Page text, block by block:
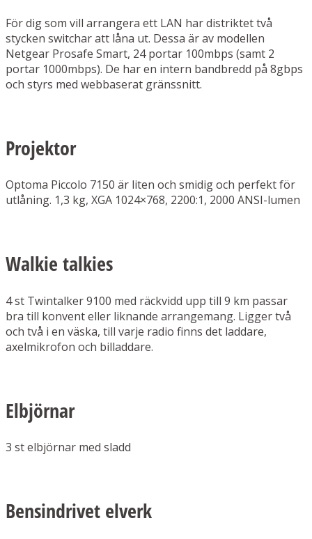
För dig som vill arrangera ett LAN har distriktet två
stycken switchar att låna ut. Dessa är av modellen
Netgear Prosafe Smart, 24 portar 100mbps (samt 2
portar 1000mbps). De har en intern bandbredd på 8gbps
och styrs med webbaserat gränssnitt.
Projektor
Optoma Piccolo 7150 är liten och smidig och perfekt för
utlåning. 1,3 kg, XGA 1024×768, 2200:1, 2000 ANSI-lumen
Walkie talkies
4 st Twintalker 9100 med räckvidd upp till 9 km passar
bra till konvent eller liknande arrangemang. Ligger två
och två i en väska, till varje radio finns det laddare,
axelmikrofon och billaddare.
Elbjörnar
3 st elbjörnar med sladd
Bensindrivet elverk